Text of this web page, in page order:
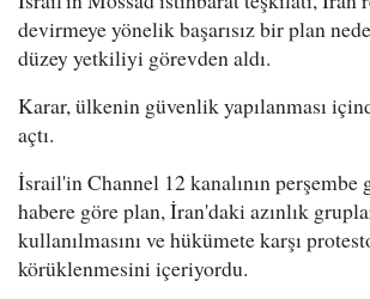
devirmeye yönelik başarısız bir plan
düzey yetkiliyi görevden aldı.
Karar, ülkenin güvenlik yapılanması
açtı.
İsrail'in Channel 12 kanalının perşembe
habere göre plan, İran'daki azınlık
kullanılmasını ve hükümete karşı
körüklenmesini içeriyordu.